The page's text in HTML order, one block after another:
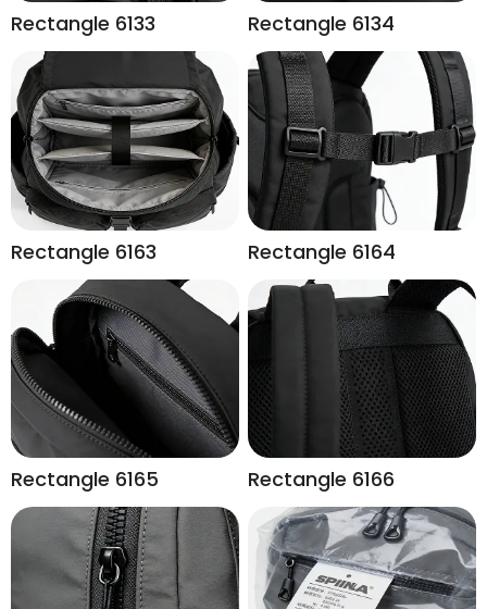
Rectangle 6133 Rectangle 6134
Rectangle 6163 Rectangle 6164
Rectangle 6165 Rectangle 6166